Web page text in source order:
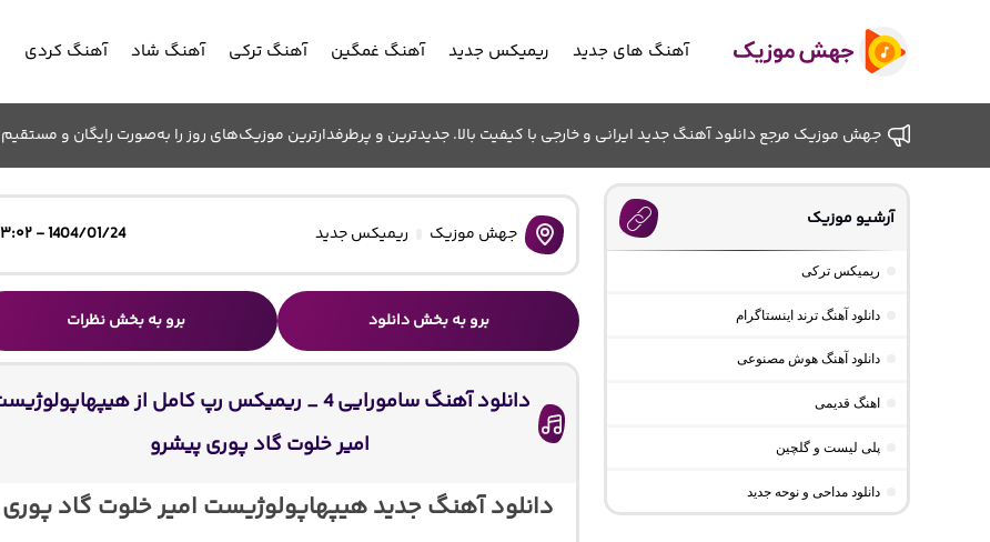
آهنگ های جدید ریمیکس جدید آهنگ غمگین آهنگ ترکی آهنگ شاد آهنگ کردی
جهش موزیک مرجع دانلود آهنگ جدید ایرانی و خارجی با کیفیت بالا. جدیدترین و پرطرفدارترین موزیک‌های روز را به‌صورت رایگان و مستقیم
جهش موزیک ریمیکس جدید 1404/01/24 - ۰۳:۰۲
برو به بخش دانلود برو به بخش نظرات
دانلود آهنگ سامورایی 4 _ ریمیکس رپ کامل از
امیر خلوت گاد پوری پیشرو
دانلود آهنگ جدید هیپهاپولوژیست امیر خلوت گاد پوری
آرشیو موزیک
ریمیکس ترکی
دانلود آهنگ ترند اینستاگرام
دانلود آهنگ هوش مصنوعی
اهنگ قدیمی
پلی لیست و گلچین
دانلود مداحی و نوحه جدید